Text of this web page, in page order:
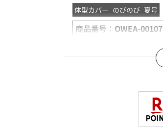
体型カバー のびのび 夏号
商品番号： OWEA-00107